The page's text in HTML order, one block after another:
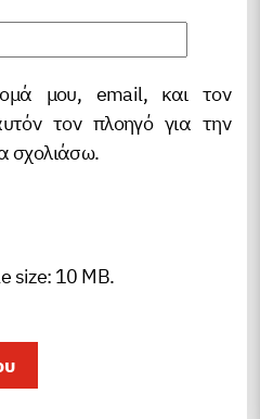
μου, email, και τον
τον πλοηγό για την
σχολιάσω.
size: 10 MB.